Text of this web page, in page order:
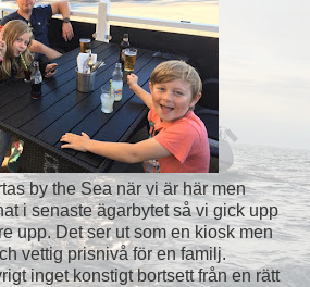
by the Sea när vi är här men
i senaste ägarbytet så vi gick upp
upp. Det ser ut som en kiosk men
vettig prisnivå för en familj.
inget konstigt bortsett från en rätt